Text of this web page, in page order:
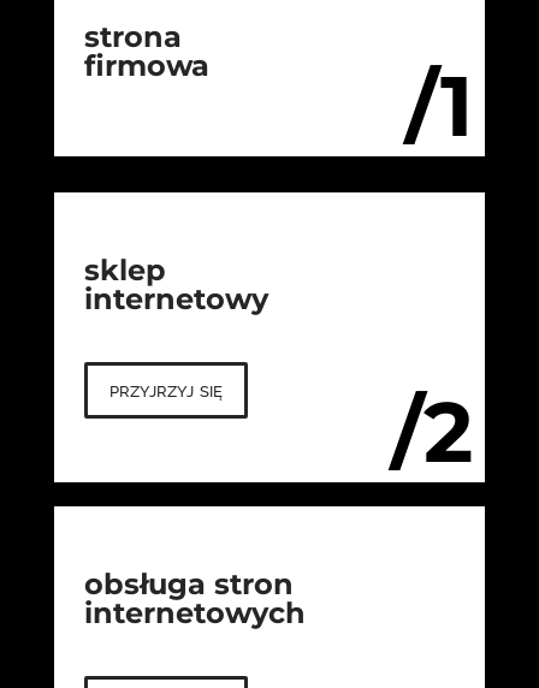
/1
strona
firmowa
/2
sklep
internetowy
przyjrzyj się
obsługa stron
internetowych